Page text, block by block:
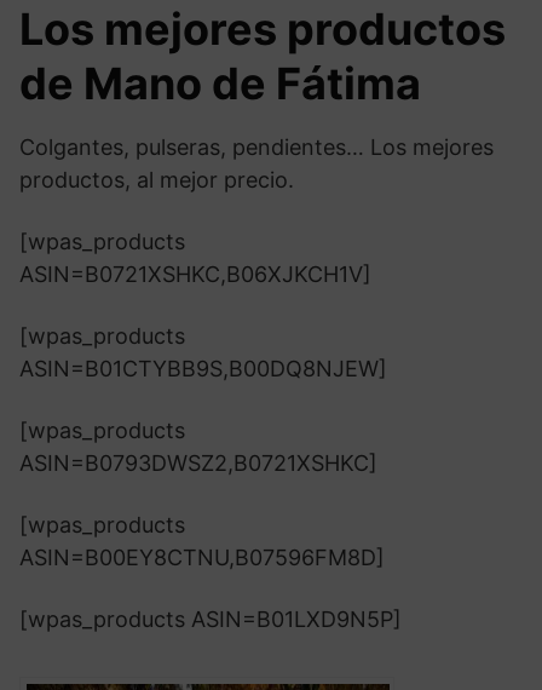
Los mejores productos
de Mano de Fátima
Colgantes, pulseras, pendientes… Los mejores
productos, al mejor precio.
[wpas_products
ASIN=B0721XSHKC,B06XJKCH1V]
[wpas_products
ASIN=B01CTYBB9S,B00DQ8NJEW]
[wpas_products
ASIN=B0793DWSZ2,B0721XSHKC]
[wpas_products
ASIN=B00EY8CTNU,B07596FM8D]
[wpas_products ASIN=B01LXD9N5P]